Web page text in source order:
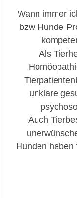
Wann immer
bzw Hunde-
Als
unklare
Auch
Hunden haben